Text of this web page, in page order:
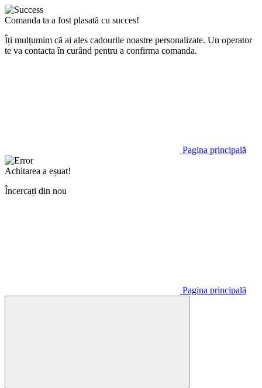
Comanda ta a fost plasată cu succes!
Îți mulțumim că ai ales cadourile noastre personalizate. Un operator
te va contacta în curând pentru a confirma comanda.
Pagina principală
Achitarea a eșuat!
Încercați din nou
Pagina principală